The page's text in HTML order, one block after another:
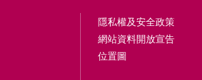
隱私權及安全政策
網站資料開放宣告
位置圖